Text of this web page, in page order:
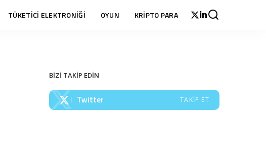
TÜKETİCİ ELEKTRONİĞİ OYUN KRİPTO PARA
BİZİ TAKİP EDİN
Twitter TAKIP ET